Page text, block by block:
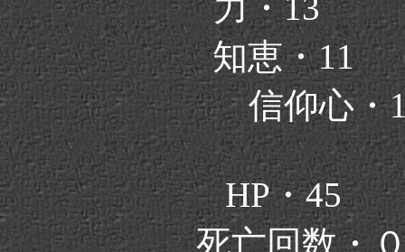
知恵・
信仰心
HP・45
死亡回数